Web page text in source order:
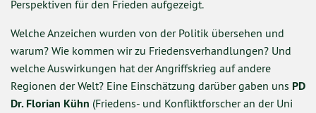
Perspektiven für den Frieden aufgezeigt.
Welche Anzeichen wurden von der Politik übersehen und
warum? Wie kommen wir zu Friedensverhandlungen? Und
welche Auswirkungen hat der Angriffskrieg auf andere
Regionen der Welt? Eine Einschätzung darüber gaben uns PD
Dr. Florian Kühn (Friedens- und Konfliktforscher an der Uni